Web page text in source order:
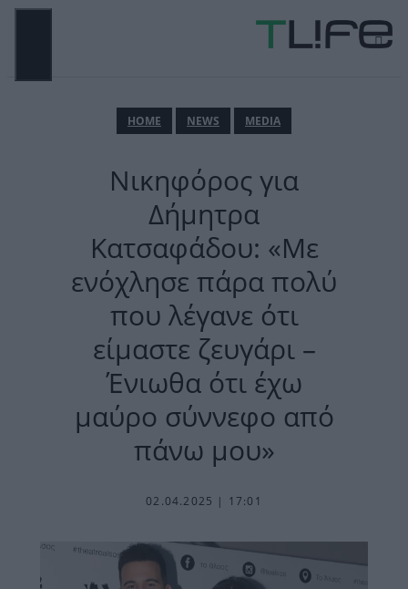
Μετάβαση
ΗΟΜΕ NEWS MEDIA
Νικηφόρος για
Δήμητρα
Κατσαφάδου: «Με
ενόχλησε πάρα πολύ
που λέγανε ότι
είμαστε ζευγάρι –
Ένιωθα ότι έχω
μαύρο σύννεφο από
πάνω μου»
02.04.2025 | 17:01